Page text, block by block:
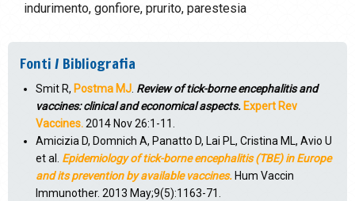
indurimento, gonfiore, prurito, parestesia
Fonti / Bibliografia
Smit R, Postma MJ Review of tick-borne encephalitis and
vaccines: clinical and economical aspects. Expert Rev
Vaccines.2014 Nov 26:1-11.
Amicizia D, Domnich A, Panatto D, Lai PL, Cristina ML, Avio U
et al. Epidemiology of tick-borne encephalitis (TBE) in Europe
and its prevention by available vaccines. Hum Vaccin
Immunother. 2013 May;9(5):1163-71.